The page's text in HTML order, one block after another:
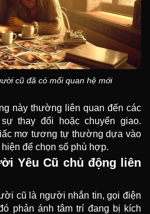
cũ đã có mối quan hệ mới
này thường liên quan đến các
thay đổi hoặc chuyển giao.
mơ tương tự thường dựa vào
để chọn số phù hợp.
Yêu Cũ chủ động liên
cũ là người nhắn tin, gọi điện
phản ánh tâm trí đang bị kích